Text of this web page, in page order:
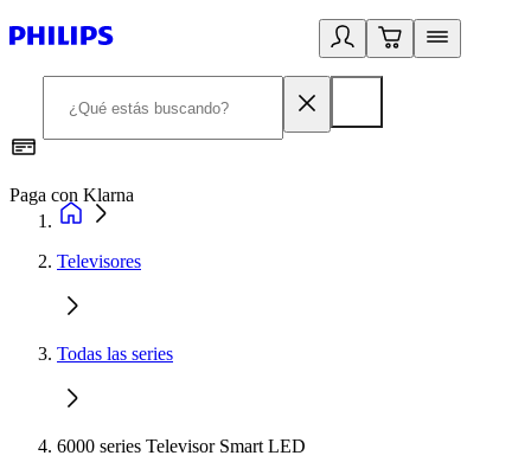
Paga con Klarna
Televisores
Todas las series
6000 series Televisor Smart LED